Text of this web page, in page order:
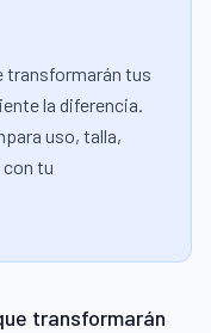
transformarán tus
la diferencia.
uso, talla,
tu
transformarán